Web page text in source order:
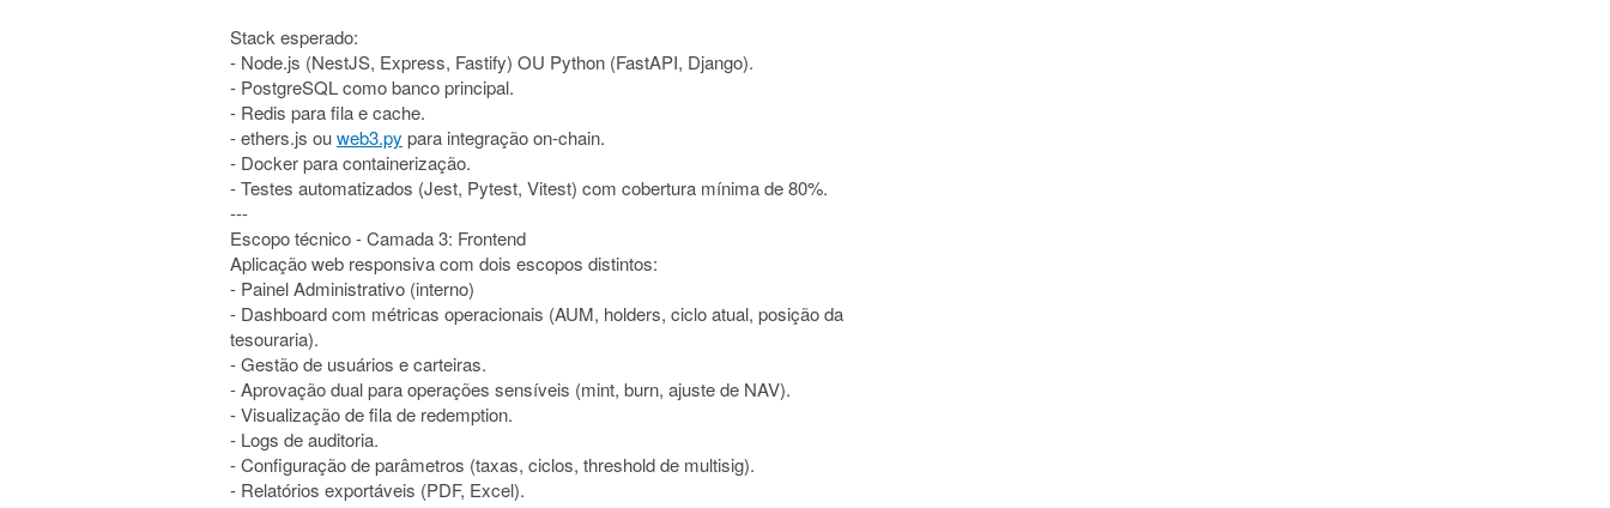
Stack esperado:
- Node.js (NestJS, Express, Fastify) OU Python (FastAPI, Django).
- PostgreSQL como banco principal.
- Redis para fila e cache.
- ethers.js ouweb3.py para integração on-chain.
- Docker para containerização.
- Testes automatizados (Jest, Pytest, Vitest) com cobertura mínima de 80%.
---
Escopo técnico - Camada 3: Frontend
Aplicação web responsiva com dois escopos distintos:
- Painel Administrativo (interno)
- Dashboard com métricas operacionais (AUM, holders, ciclo atual, posição da
tesouraria).
- Gestão de usuários e carteiras.
- Aprovação dual para operações sensíveis (mint, burn, ajuste de NAV).
- Visualização de fila de redemption.
- Logs de auditoria.
- Configuração de parâmetros (taxas, ciclos, threshold de multisig).
- Relatórios exportáveis (PDF, Excel).